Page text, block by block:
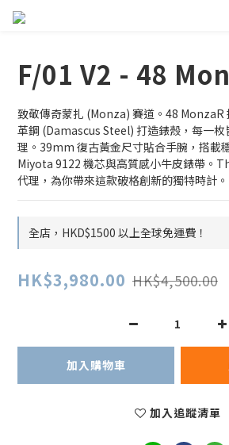
F/01 V2 - 48
致敬傳奇蒙扎 (Monza) 賽道。48 MonzaR
革鋼 (Damascus Steel) 打造錶殼，每一
理。39mm 復古黃金尺寸貼合手腕，搭載
Miyota 9122 機芯與高質感小牛皮錶帶。
代理，為你帶來這款破格創新的獨特時計。
全店，HKD$1500 以上全球免運費！
HK$3,980.00 HK$4,500.00
加入購物車
加入追蹤清單